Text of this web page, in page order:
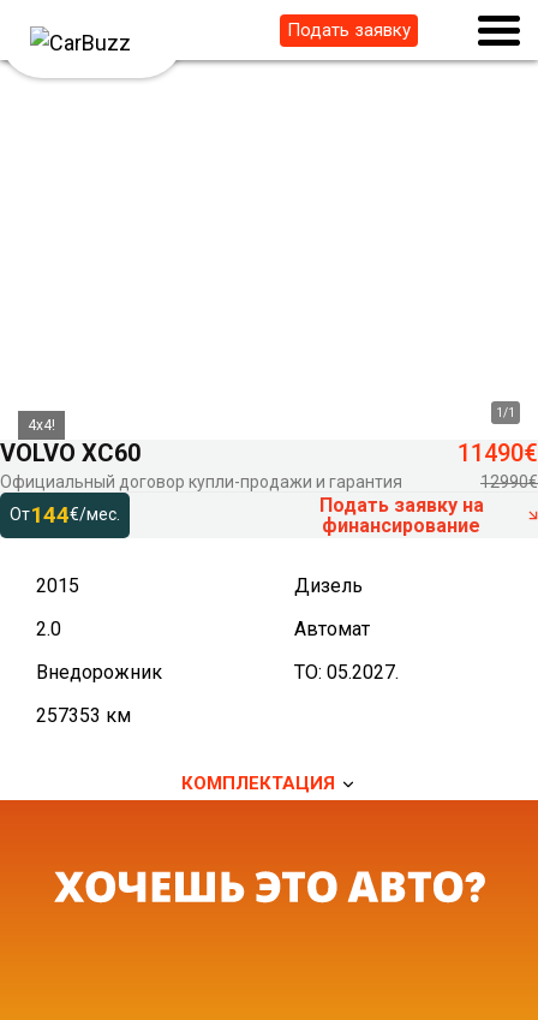
Подать заявку
1 /1
4x4!
VOLVO XC60
Официальный договор купли-продажи и гарантия
11490€
12990€
От144€/мес.
Подать заявку на
финансирование
2015
Дизель
2.0
Автомат
Внедорожник
TO: 05.2027.
257353 км
КОМПЛЕКТАЦИЯ